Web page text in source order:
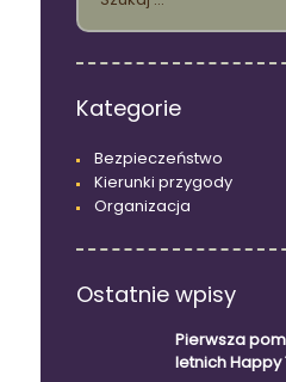
Kategorie
Bezpieczeństwo
Kierunki przygody
Organizacja
Ostatnie wpisy
Pierwsza
letnich Happy